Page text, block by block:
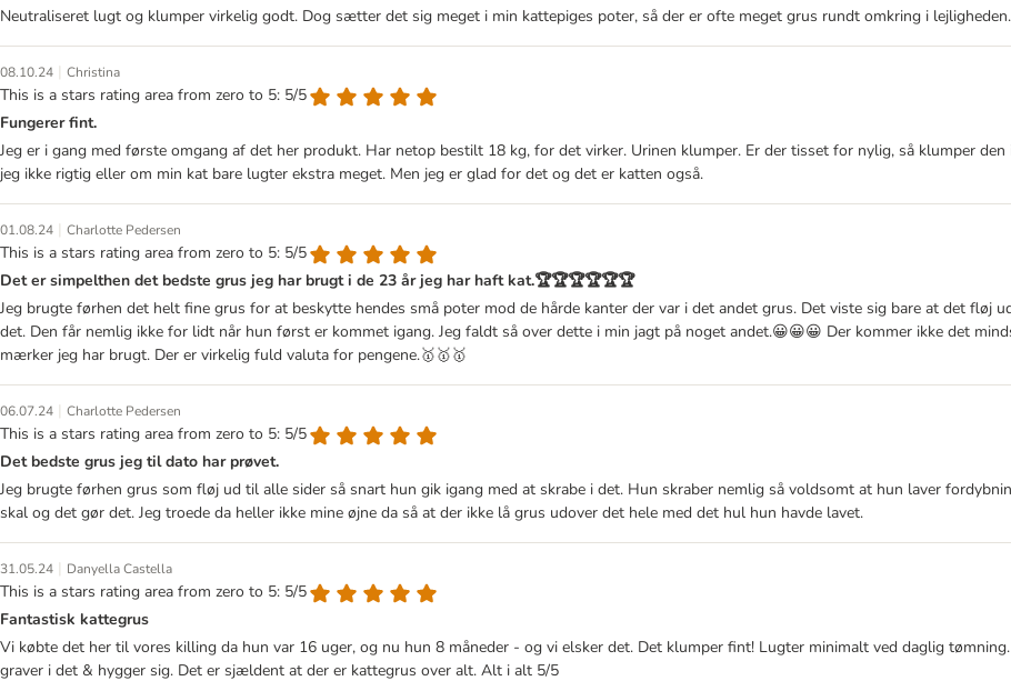
Neutraliseret lugt og klumper virkelig godt. Dog sætter det sig meget i min kattepiges poter, så der er ofte meget grus rundt omkring i lejligheden.
08.10.24 | Christina
This is a stars rating area from zero to 5: 5/5
Fungerer fint.
Jeg er i gang med første omgang af det her produkt. Har netop bestilt 18 kg, for det virker. Urinen klumper. Er der tisset for nylig, så klumper
jeg ikke rigtig eller om min kat bare lugter ekstra meget. Men jeg er glad for det og det er katten også.
01.08.24 | Charlotte Pedersen
This is a stars rating area from zero to 5: 5/5
Det er simpelthen det bedste grus jeg har brugt i de 23 år jeg har haft kat.🏆🏆🏆🏆🏆🏆
Jeg brugte førhen det helt fine grus for at beskytte hendes små poter mod de hårde kanter der var i det andet grus. Det viste sig bare at det fløj
det. Den får nemlig ikke for lidt når hun først er kommet igang. Jeg faldt så over dette i min jagt på noget andet.😀😀😀 Der kommer ikke det
mærker jeg har brugt. Der er virkelig fuld valuta for pengene.🥇🥇🥇
06.07.24 | Charlotte Pedersen
This is a stars rating area from zero to 5: 5/5
Det bedste grus jeg til dato har prøvet.
Jeg brugte førhen grus som fløj ud til alle sider så snart hun gik igang med at skrabe i det. Hun skraber nemlig så voldsomt at hun laver
skal og det gør det. Jeg troede da heller ikke mine øjne da så at der ikke lå grus udover det hele med det hul hun havde lavet.
31.05.24 | Danyella Castella
This is a stars rating area from zero to 5: 5/5
Fantastisk kattegrus
Vi købte det her til vores killing da hun var 16 uger, og nu hun 8 måneder - og vi elsker det. Det klumper fint! Lugter minimalt ved daglig
graver i det & hygger sig. Det er sjældent at der er kattegrus over alt. Alt i alt 5/5